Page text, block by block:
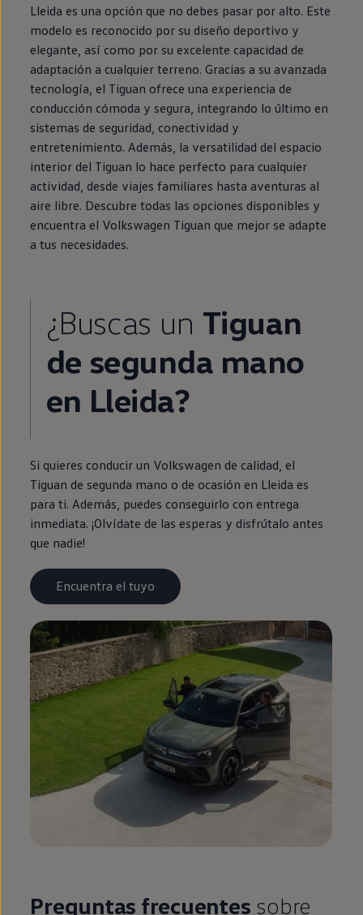
Lleida es una opción que no debes pasar por alto. Este
modelo es reconocido por su diseño deportivo y
elegante, así como por su excelente capacidad de
adaptación a cualquier terreno. Gracias a su avanzada
tecnología, el Tiguan ofrece una experiencia de
conducción cómoda y segura, integrando lo último en
sistemas de seguridad, conectividad y
entretenimiento. Además, la versatilidad del espacio
interior del Tiguan lo hace perfecto para cualquier
actividad, desde viajes familiares hasta aventuras al
aire libre. Descubre todas las opciones disponibles y
encuentra el Volkswagen Tiguan que mejor se adapte
a tus necesidades.
¿Buscas un Tiguan
de segunda mano
en Lleida?
Si quieres conducir un Volkswagen de calidad, el
Tiguan de segunda mano o de ocasión en Lleida es
para ti. Además, puedes conseguirlo con entrega
inmediata. ¡Olvídate de las esperas y disfrútalo antes
que nadie!
Encuentra el tuyo
Preguntas frecuentes sobre